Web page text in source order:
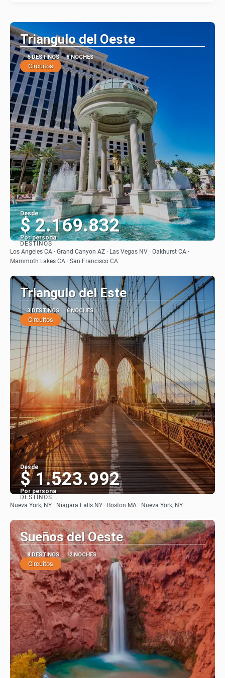
Triangulo del Oeste
6 DESTINOS 8 NOCHES
Circuitos
Desde
$ 2.169.832
Por persona
Ver
DESTINOS
Los Angeles CA · Grand Canyon AZ · Las Vegas NV · Oakhurst CA ·
Mammoth Lakes CA · San Francisco CA
Triangulo del Este
3 DESTINOS 6 NOCHES
Circuitos
Desde
$ 1.523.992
Por persona
Ver
DESTINOS
Nueva York, NY · Niagara Falls NY · Boston MA · Nueva York, NY
Sueños del Oeste
8 DESTINOS 12 NOCHES
Circuitos